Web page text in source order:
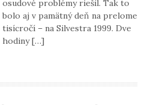
osudové problémy riešil. Tak to
bolo aj v pamätný deň na prelome
tisícročí – na Silvestra 1999. Dve
hodiny […]